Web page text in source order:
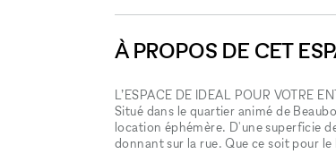
À PROPOS DE CET
L’ESPACE DE IDEAL POUR VOTRE
Situé dans le quartier animé de
location éphémère. D'une superficie
donnant sur la rue. Que ce soit pour